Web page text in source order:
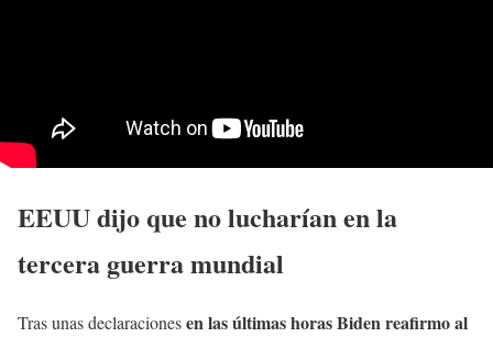
EEUU dijo que no lucharían en la
tercera guerra mundial
Tras unas declaracionesen las últimas horas Biden reafirmo al